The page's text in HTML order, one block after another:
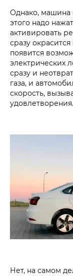
Однако, машина
этого надо
активировать
сразу
появится
электрических
сразу и
газа, и
скорость,
удовлетворения.
Нет, на самом